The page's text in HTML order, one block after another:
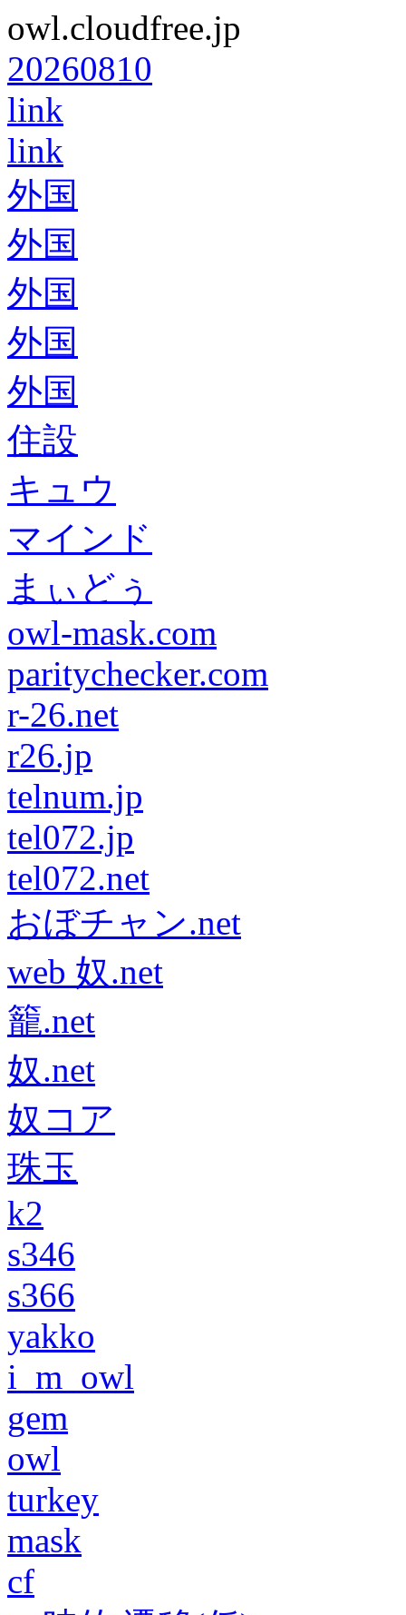
owl.cloudfree.jp
20260810
link
link
外国
外国
外国
外国
外国
住設
キュウ
マインド
まぃどぅ
owl-mask.com
paritychecker.com
r-26.net
r26.jp
telnum.jp
tel072.jp
tel072.net
おぼチャン.net
web 奴.net
籠.net
奴.net
奴コア
珠玉
k2
s346
s366
yakko
i_m_owl
gem
owl
turkey
mask
cf